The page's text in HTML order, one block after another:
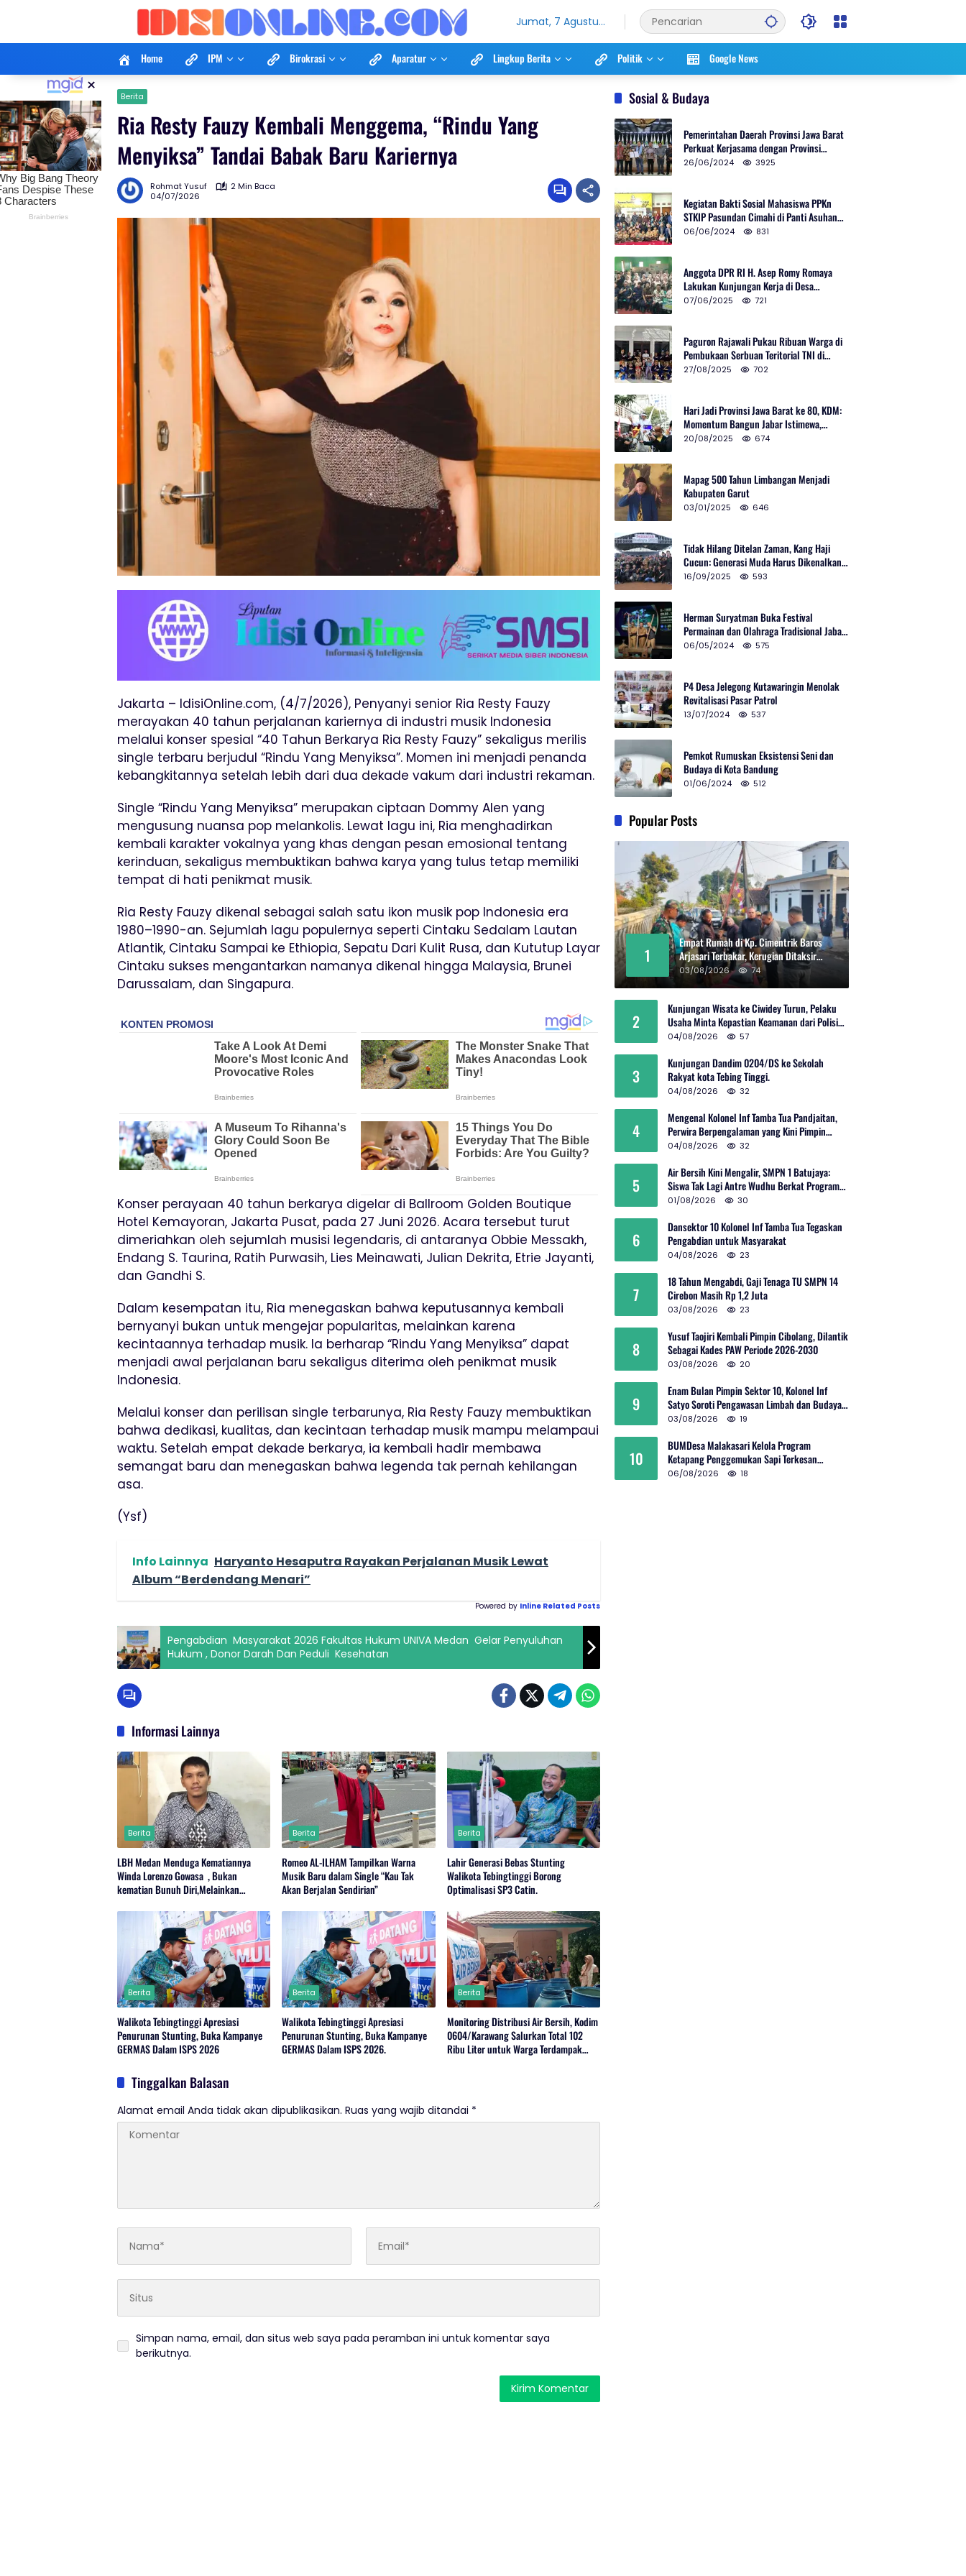
Jumat, 7 Agustus
Home IPM Birokrasi Aparatur Lingkup Berita Politik Google News
× Berita
Ria Resty Fauzy Kembali Menggema, “Rindu Yang
Menyiksa” Tandai Babak Baru Kariernya
Rohmat Yusuf
2 Min Baca
04/07/2026
Jakarta – IdisiOnline.com, (4/7/2026), Penyanyi senior Ria Resty Fauzy
merayakan 40 tahun perjalanan kariernya di industri musik Indonesia
melalui konser spesial “40 Tahun Berkarya Ria Resty Fauzy” sekaligus merilis
single terbaru berjudul “Rindu Yang Menyiksa”. Momen ini menjadi penanda
kebangkitannya setelah lebih dari dua dekade vakum dari industri rekaman.
Single “Rindu Yang Menyiksa” merupakan ciptaan Dommy Alen yang
mengusung nuansa pop melankolis. Lewat lagu ini, Ria menghadirkan
kembali karakter vokalnya yang khas dengan pesan emosional tentang
kerinduan, sekaligus membuktikan bahwa karya yang tulus tetap memiliki
tempat di hati penikmat musik.
Ria Resty Fauzy dikenal sebagai salah satu ikon musik pop Indonesia era
1980–1990-an. Sejumlah lagu populernya seperti Cintaku Sedalam Lautan
Atlantik, Cintaku Sampai ke Ethiopia, Sepatu Dari Kulit Rusa, dan Kututup Layar
Cintaku sukses mengantarkan namanya dikenal hingga Malaysia, Brunei
Darussalam, dan Singapura.
Konser perayaan 40 tahun berkarya digelar di Ballroom Golden Boutique
Hotel Kemayoran, Jakarta Pusat, pada 27 Juni 2026. Acara tersebut turut
dimeriahkan oleh sejumlah musisi legendaris, di antaranya Obbie Messakh,
Endang S. Taurina, Ratih Purwasih, Lies Meinawati, Julian Dekrita, Etrie Jayanti,
dan Gandhi S.
Dalam kesempatan itu, Ria menegaskan bahwa keputusannya kembali
bernyanyi bukan untuk mengejar popularitas, melainkan karena
kecintaannya terhadap musik. Ia berharap “Rindu Yang Menyiksa” dapat
menjadi awal perjalanan baru sekaligus diterima oleh penikmat musik
Indonesia.
Melalui konser dan perilisan single terbarunya, Ria Resty Fauzy membuktikan
bahwa dedikasi, kualitas, dan kecintaan terhadap musik mampu melampaui
waktu. Setelah empat dekade berkarya, ia kembali hadir membawa
semangat baru dan menegaskan bahwa legenda tak pernah kehilangan
asa.
(Ysf)
Info Lainnya Haryanto Hesaputra Rayakan Perjalanan Musik Lewat
Album “Berdendang Menari”
Powered by Inline Related Posts
Pengabdian Masyarakat 2026 Fakultas Hukum UNIVA Medan Gelar Penyuluhan
Hukum , Donor Darah Dan Peduli Kesehatan
Informasi Lainnya
Berita
LBH Medan Menduga Kematiannya
Winda Lorenzo Gowasa , Bukan
kematian Bunuh Diri,Melainkan
Berita
Romeo AL-ILHAM Tampilkan Warna
Musik Baru dalam Single “Kau Tak
Akan Berjalan Sendirian”
Berita
Lahir Generasi Bebas Stunting
Walikota Tebingtinggi Borong
Optimalisasi SP3 Catin.
Berita
Walikota Tebingtinggi Apresiasi
Penurunan Stunting, Buka Kampanye
GERMAS Dalam ISPS 2026
Berita
Walikota Tebingtinggi Apresiasi
Penurunan Stunting, Buka Kampanye
GERMAS Dalam ISPS 2026.
Berita
Monitoring Distribusi Air Bersih, Kodim
0604/Karawang Salurkan Total 102
Ribu Liter untuk Warga Terdampak
Tinggalkan Balasan
Alamat email Anda tidak akan dipublikasikan. Ruas yang wajib ditandai *
Simpan nama, email, dan situs web saya pada peramban ini untuk komentar saya
berikutnya.
Sosial & Budaya
Pemerintahan Daerah Provinsi Jawa Barat
Perkuat Kerjasama dengan Provinsi
Chungcheongnam Do Korea Selatan
26/06/2024 3925
Kegiatan Bakti Sosial Mahasiswa PPKn
STKIP Pasundan Cimahi di Panti Asuhan
Ulul Azmi Kota Cimahi
06/06/2024 831
Anggota DPR RI H. Asep Romy Romaya
Lakukan Kunjungan Kerja di Desa
Patrolsari
07/06/2025 721
Paguron Rajawali Pukau Ribuan Warga di
Pembukaan Serbuan Teritorial TNI di
Cibatu
27/08/2025 702
Hari Jadi Provinsi Jawa Barat ke 80, KDM:
Momentum Bangun Jabar Istimewa,
Lembur di Urus Kota Ditata
20/08/2025 674
Mapag 500 Tahun Limbangan Menjadi
Kabupaten Garut
03/01/2025 646
Tidak Hilang Ditelan Zaman, Kang Haji
Cucun: Generasi Muda Harus Dikenalkan
Pencak Silat
16/09/2025 593
Herman Suryatman Buka Festival
Permainan dan Olahraga Tradisional Jabar
2024 di Gedung Teater Tertutup
06/05/2024 575
P4 Desa Jelegong Kutawaringin Menolak
Revitalisasi Pasar Patrol
13/07/2024 537
Pemkot Rumuskan Eksistensi Seni dan
Budaya di Kota Bandung
01/06/2024 512
Popular Posts
1
Empat Rumah di Kp. Cimentrik Baros
Arjasari Terbakar, Kerugian Ditaksir
Rp600 Juta
03/08/2026 74
2
Kunjungan Wisata ke Ciwidey Turun, Pelaku
Usaha Minta Kepastian Keamanan dari Polisi
dan Pemprov Jabar
04/08/2026 57
3
Kunjungan Dandim 0204/DS ke Sekolah
Rakyat kota Tebing Tinggi.
04/08/2026 32
4
Mengenal Kolonel Inf Tamba Tua Pandjaitan,
Perwira Berpengalaman yang Kini Pimpin
Sektor 10 Citarum Harum
04/08/2026 32
5
Air Bersih Kini Mengalir, SMPN 1 Batujaya:
Siswa Tak Lagi Antre Wudhu Berkat Program
TNI AD
01/08/2026 30
6
Dansektor 10 Kolonel Inf Tamba Tua Tegaskan
Pengabdian untuk Masyarakat
04/08/2026 23
7
18 Tahun Mengabdi, Gaji Tenaga TU SMPN 14
Cirebon Masih Rp 1,2 Juta
03/08/2026 23
8
Yusuf Taojiri Kembali Pimpin Cibolang, Dilantik
Sebagai Kades PAW Periode 2026-2030
03/08/2026 20
9
Enam Bulan Pimpin Sektor 10, Kolonel Inf
Satyo Soroti Pengawasan Limbah dan Budaya
Kelola Sampah
03/08/2026 19
10
BUMDesa Malakasari Kelola Program
Ketapang Penggemukan Sapi Terkesan
Simpang Siur
06/08/2026 18